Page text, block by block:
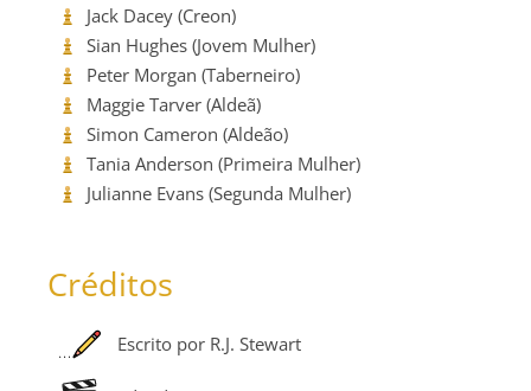
Jack Dacey (Creon)
Sian Hughes (Jovem Mulher)
Peter Morgan (Taberneiro)
Maggie Tarver (Aldeã)
Simon Cameron (Aldeão)
Tania Anderson (Primeira Mulher)
Julianne Evans (Segunda Mulher)
Créditos
Escrito por R.J. Stewart